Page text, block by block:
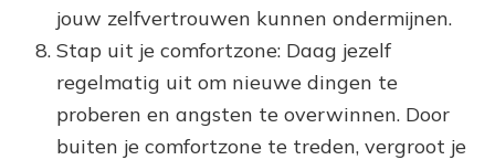
jouw zelfvertrouwen kunnen ondermijnen.
Stap uit je comfortzone: Daag jezelf
regelmatig uit om nieuwe dingen te
proberen en angsten te overwinnen. Door
buiten je comfortzone te treden, vergroot je